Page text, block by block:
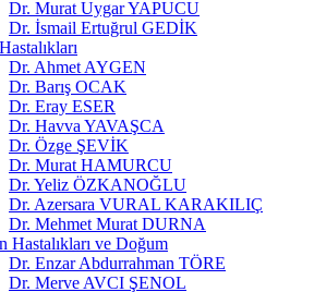
Dr. Murat Uygar YAPUCU
Dr. İsmail Ertuğrul GEDİK
Dr. Ahmet AYGEN
Dr. Barış OCAK
Dr. Eray ESER
Dr. Havva YAVAŞCA
Dr. Özge ŞEVİK
Dr. Murat HAMURCU
Dr. Yeliz ÖZKANOĞLU
Dr. Azersara VURAL KARAKILIÇ
Dr. Mehmet Murat DURNA
Hastalıkları ve Doğum
Dr. Enzar Abdurrahman TÖRE
Dr. Merve AVCI ŞENOL